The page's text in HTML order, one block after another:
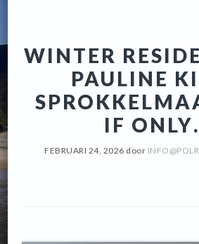
WINTER
PAULINE
IF
FEBRUARI 24, 2026 door